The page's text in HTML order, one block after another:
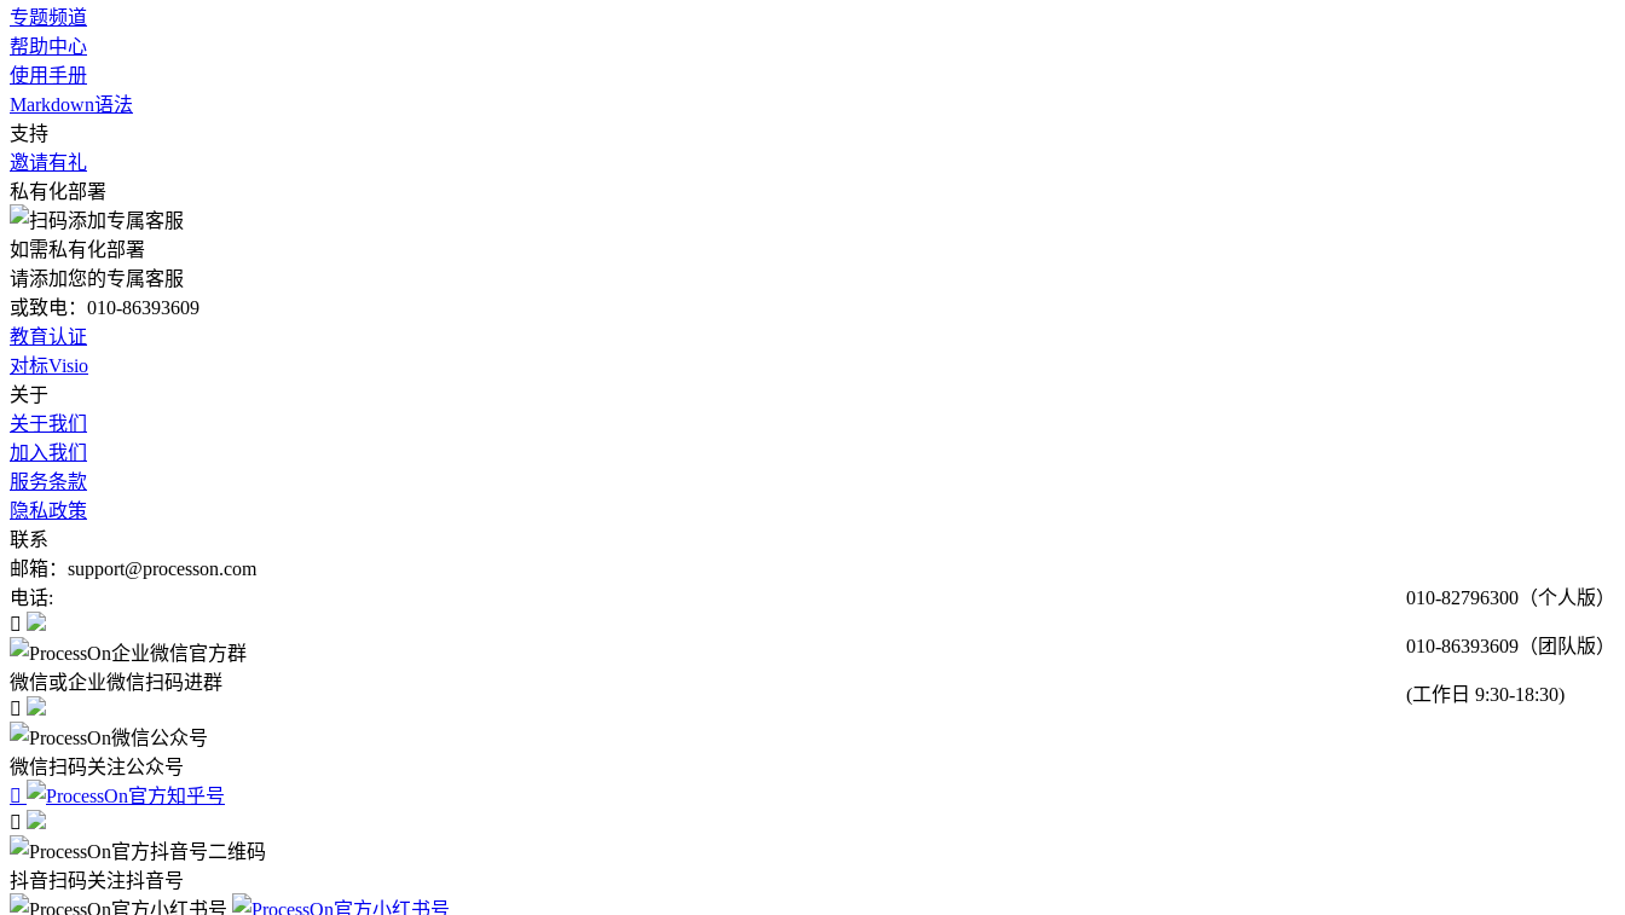
专题频道
帮助中心
使用手册
Markdown语法
支持
邀请有礼
私有化部署
如需私有化部署
请添加您的专属客服
或致电：010-86393609
教育认证
对标Visio
关于
关于我们
加入我们
服务条款
隐私政策
联系
邮箱：support@processon.com
电话:
010-82796300（个人版）
010-86393609（团队版）
(工作日 9:30-18:30)

微信或企业微信扫码进群

微信扫码关注公众号


抖音扫码关注抖音号